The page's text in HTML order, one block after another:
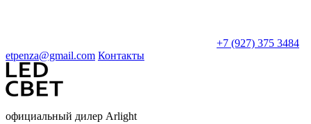
+7 (927) 375 3484
etpenza@gmail.com Контакты
официальный дилер Arlight